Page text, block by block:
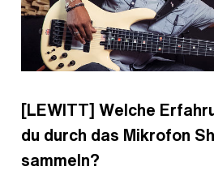
[LEWITT] Welche
du durch das Mikrofon
sammeln?